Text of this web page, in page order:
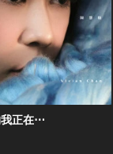
我正在⋯